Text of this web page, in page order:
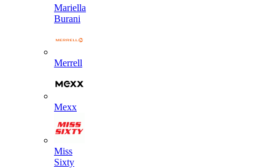
Mariella
Burani
Merrell
Mexx
Miss
Sixty